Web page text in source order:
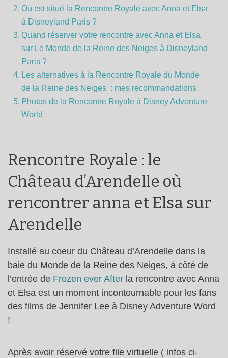
Où est situé la Rencontre Royale avec Anna et Elsa
à Disneyland Paris ?
Quand réserver votre rencontre avec Anna et Elsa
sur Le Monde de la Reine des Neiges à Disneyland
Paris ?
Les alternatives à la Rencontre Royale du Monde
de la Reine des Neiges : mes recommandations
Photos de la Rencontre Royale à Disney Adventure
World
Rencontre Royale : le
Château d’Arendelle où
rencontrer anna et Elsa sur
Arendelle
Installé au coeur du Château d’Arendelle dans la
baie du Monde de la Reine des Neiges, à côté de
l’entrée de Frozen ever After la rencontre avec Anna
et Elsa est un moment incontournable pour les fans
des films de Jennifer Lee à Disney Adventure Word
!
Après avoir réservé votre file virtuelle ( infos ci-